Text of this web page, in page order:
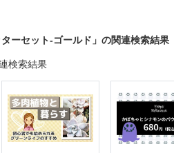
ーセット-ゴールド」の関連検索結果
検索結果